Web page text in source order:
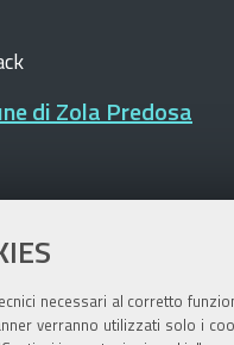
necessari al corretto
verranno utilizzati solo i
di Zola Predosa